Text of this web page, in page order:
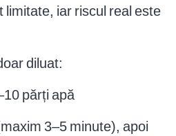
iar riscul real este
diluat:
părți apă
3–5 minute), apoi